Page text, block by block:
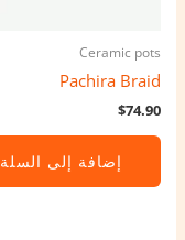
Ceramic pots
Pachira Braid
$74.90
إضافة إلى السلة